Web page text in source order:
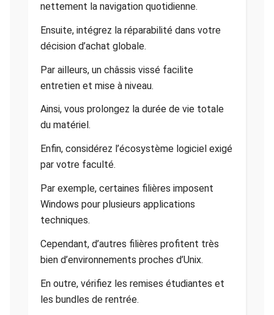
nettement la navigation quotidienne.
Ensuite, intégrez la réparabilité dans votre
décision d’achat globale.
Par ailleurs, un châssis vissé facilite
entretien et mise à niveau.
Ainsi, vous prolongez la durée de vie totale
du matériel.
Enfin, considérez l’écosystème logiciel exigé
par votre faculté.
Par exemple, certaines filières imposent
Windows pour plusieurs applications
techniques.
Cependant, d’autres filières profitent très
bien d’environnements proches d’Unix.
En outre, vérifiez les remises étudiantes et
les bundles de rentrée.